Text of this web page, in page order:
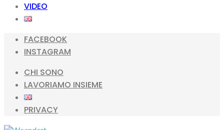
VIDEO
FACEBOOK
INSTAGRAM
CHI SONO
LAVORIAMO INSIEME
PRIVACY